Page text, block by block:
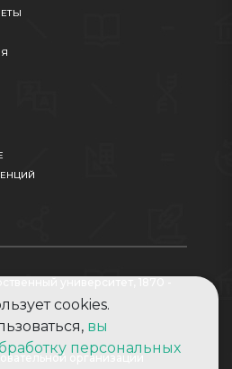
организации
cookies.
вы
персональных